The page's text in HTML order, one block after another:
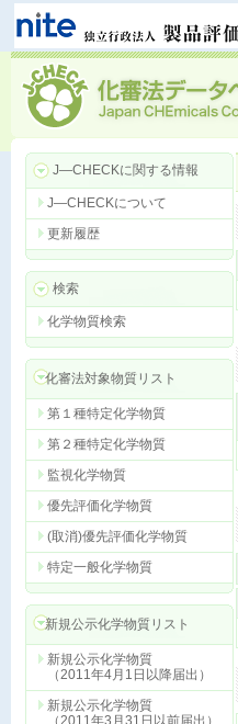
J―CHECKに関する情報
J―CHECKについて
更新履歴
検索
化学物質検索
化審法対象物質リスト
第１種特定化学物質
第２種特定化学物質
監視化学物質
優先評価化学物質
(取消)優先評価化学物質
特定一般化学物質
新規公示化学物質リスト
新規公示化学物質
（2011年4月1日以降届出）
新規公示化学物質
（2011年3月31日以前届出）